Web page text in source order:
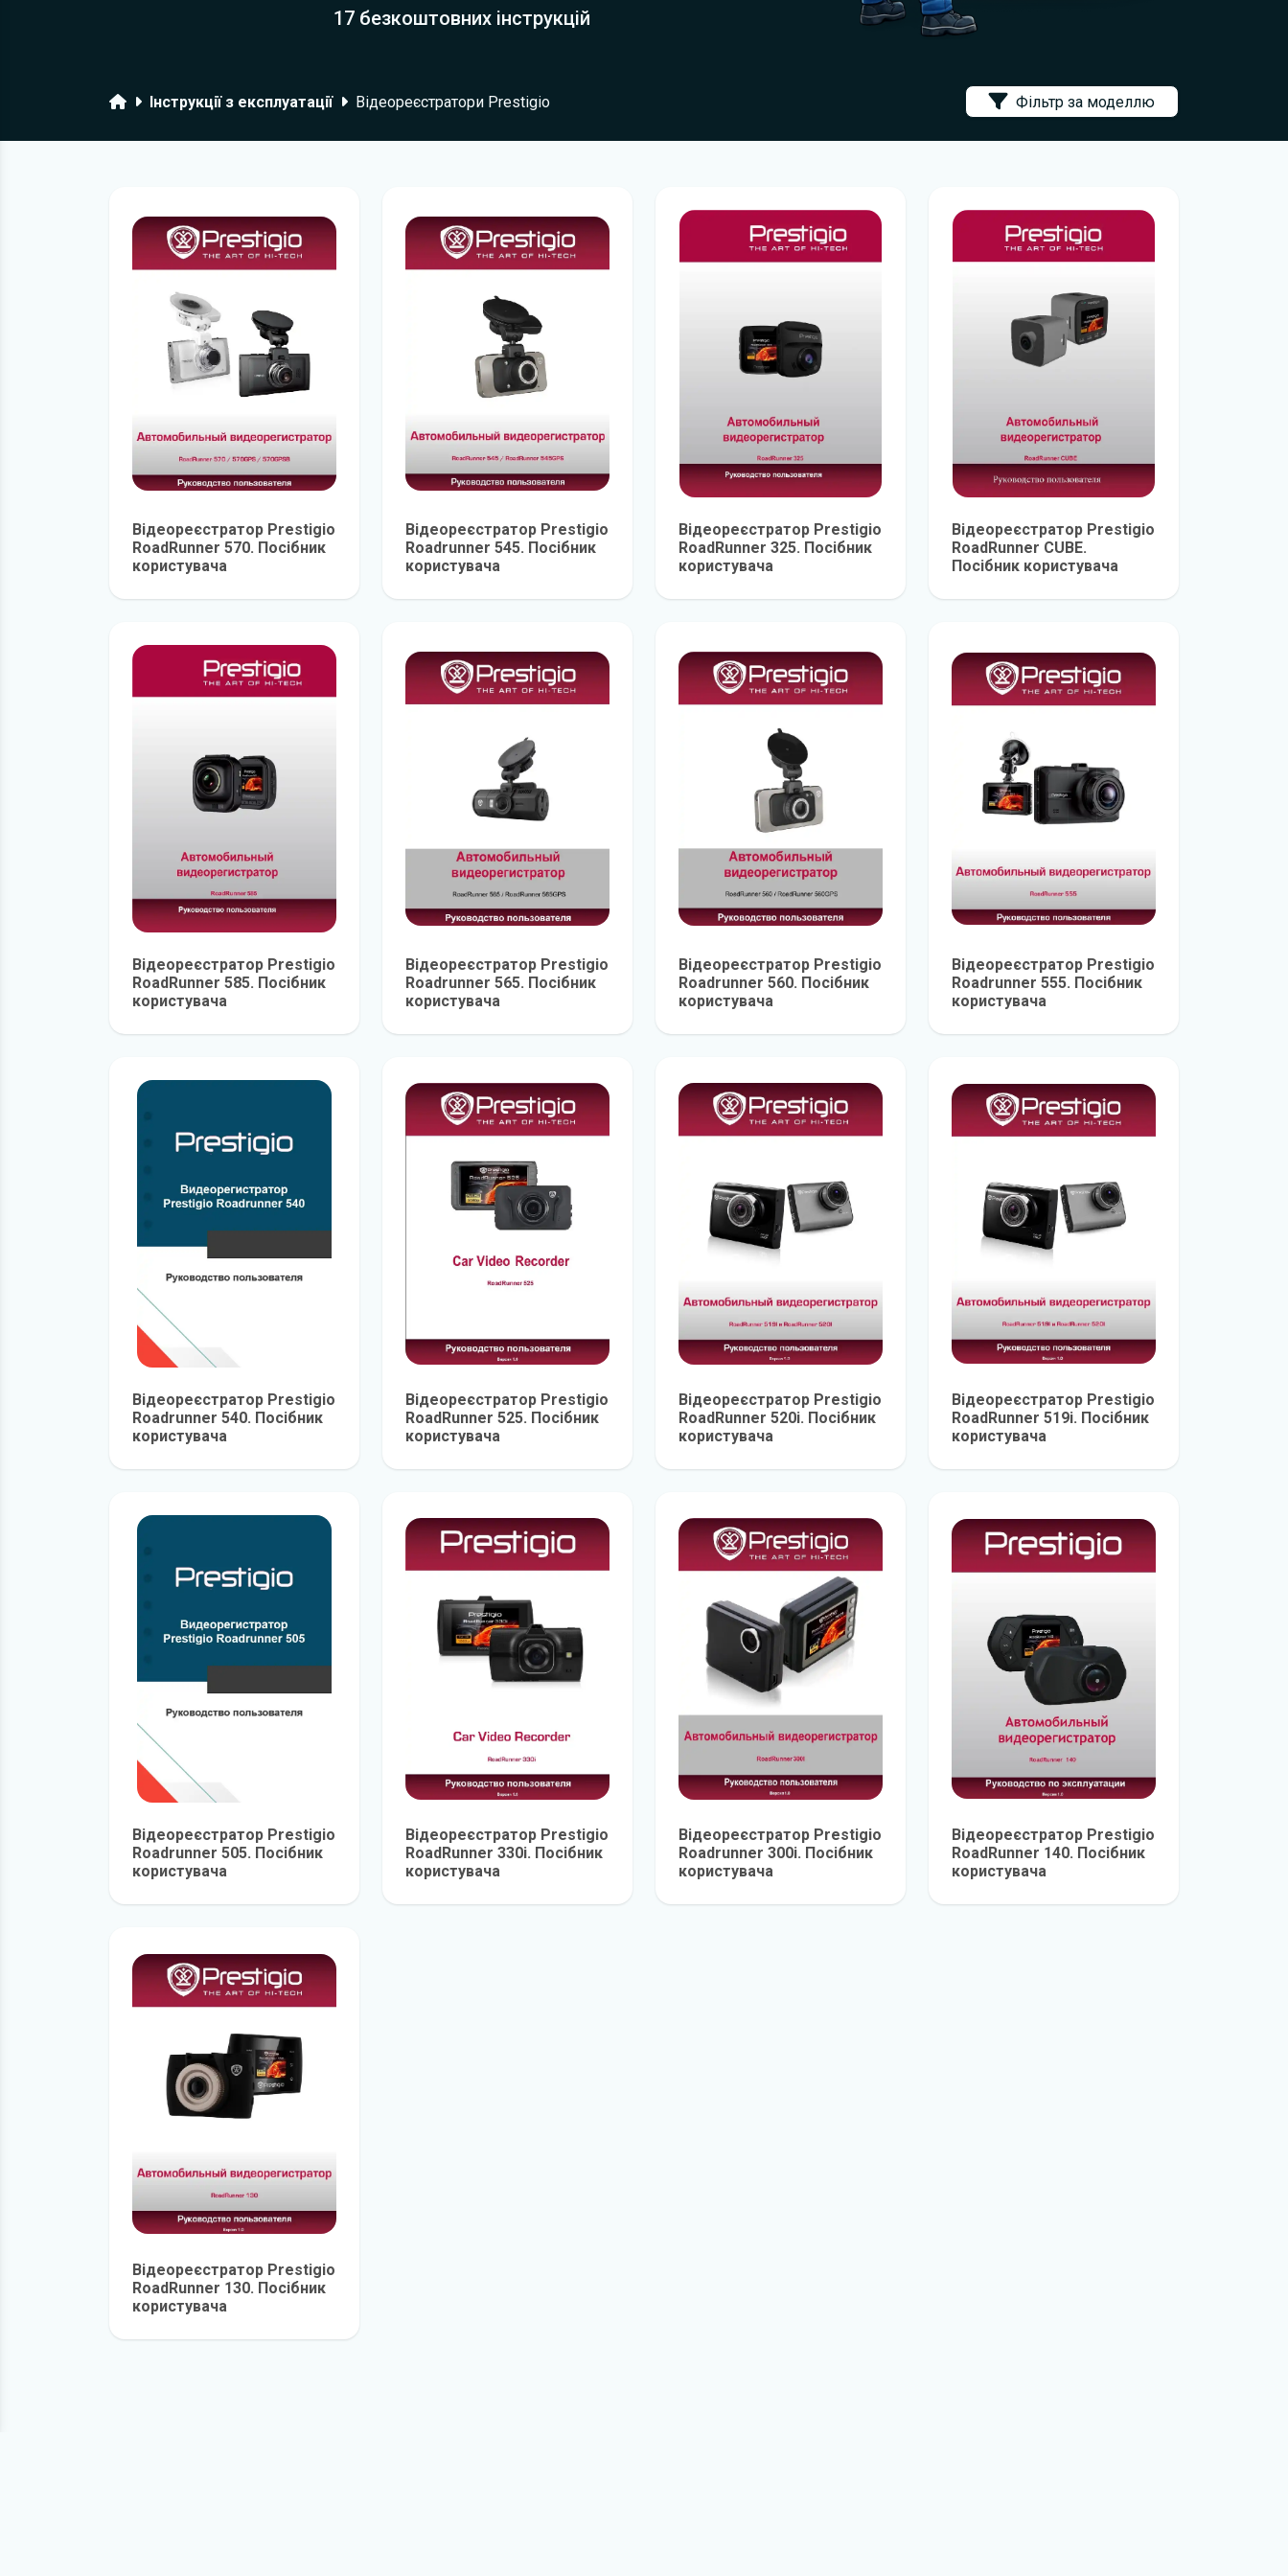
17 безкоштовних інструкцій
ГоловнаІнструкції з експлуатації Відеореєстратори Prestigio Фільтр за моделлю
Відеореєстратор Prestigio
RoadRunner 570. Посібник
користувача
Відеореєстратор Prestigio
Roadrunner 545. Посібник
користувача
Відеореєстратор Prestigio
RoadRunner 325. Посібник
користувача
Відеореєстратор Prestigio
RoadRunner CUBE.
Посібник користувача
Відеореєстратор Prestigio
RoadRunner 585. Посібник
користувача
Відеореєстратор Prestigio
Roadrunner 565. Посібник
користувача
Відеореєстратор Prestigio
Roadrunner 560. Посібник
користувача
Відеореєстратор Prestigio
Roadrunner 555. Посібник
користувача
Відеореєстратор Prestigio
Roadrunner 540. Посібник
користувача
Відеореєстратор Prestigio
RoadRunner 525. Посібник
користувача
Відеореєстратор Prestigio
RoadRunner 520i. Посібник
користувача
Відеореєстратор Prestigio
RoadRunner 519i. Посібник
користувача
Відеореєстратор Prestigio
Roadrunner 505. Посібник
користувача
Відеореєстратор Prestigio
RoadRunner 330i. Посібник
користувача
Відеореєстратор Prestigio
Roadrunner 300i. Посібник
користувача
Відеореєстратор Prestigio
RoadRunner 140. Посібник
користувача
Відеореєстратор Prestigio
RoadRunner 130. Посібник
користувача